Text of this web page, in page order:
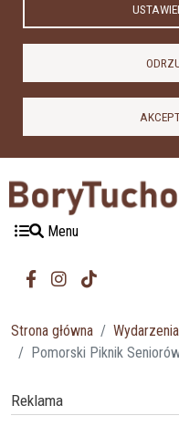
Menu
Strona główna
Wydarzenia
Pomorski Piknik
Reklama